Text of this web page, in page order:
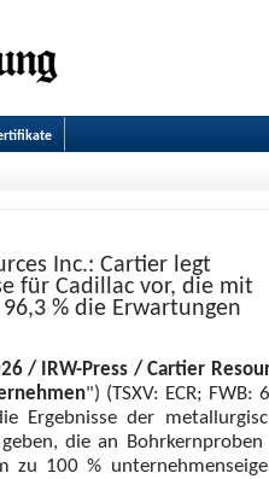
Inc.: Cartier legt
für Cadillac vor, die mit
% die Erwartungen
/ IRW-Press / Cartier
") (TSXV: ECR; FWB:
Ergebnisse der
die an Bohrkernproben
zu 100 %